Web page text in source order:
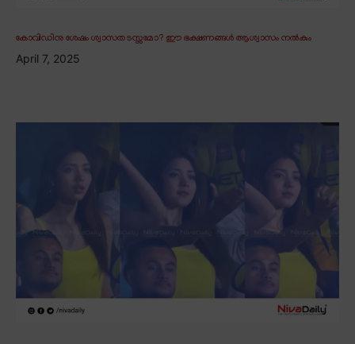
കോവിഡിനു ശേഷം ശ്വാസതടസ്സമോ? ഈ ഭക്ഷണങ്ങൾ ആശ്വാസം നൽകും
April 7, 2025